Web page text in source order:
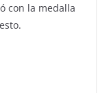
con la medalla